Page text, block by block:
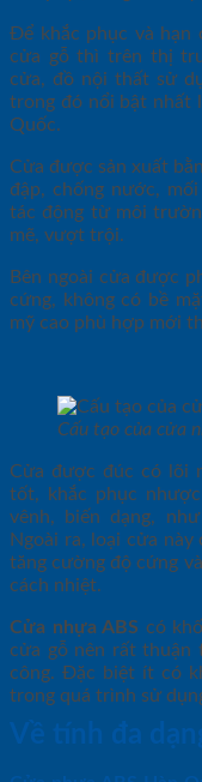
Để khắc phục và hạn
cửa gỗ thì trên thị
cửa, đồ nội thất sử
trong đó nổi bật nhất
Quốc.
Cửa được sản xuất
đập, chống nước,
tác động từ môi
mẽ, vượt trội.
Bên ngoài cửa được
cứng, không có bề
mỹ cao phù hợp mới
Cấu tạo của cửa
Cửa được đúc có lõi
tốt, khắc phục
vênh, biến dạng,
Ngoài ra, loại cửa
tăng cường độ cứng
cách nhiệt.
Cửa nhựa ABS có
cửa gỗ nên rất thuận
công. Đặc biệt ít có
trong quá trình sử
Về tính đa